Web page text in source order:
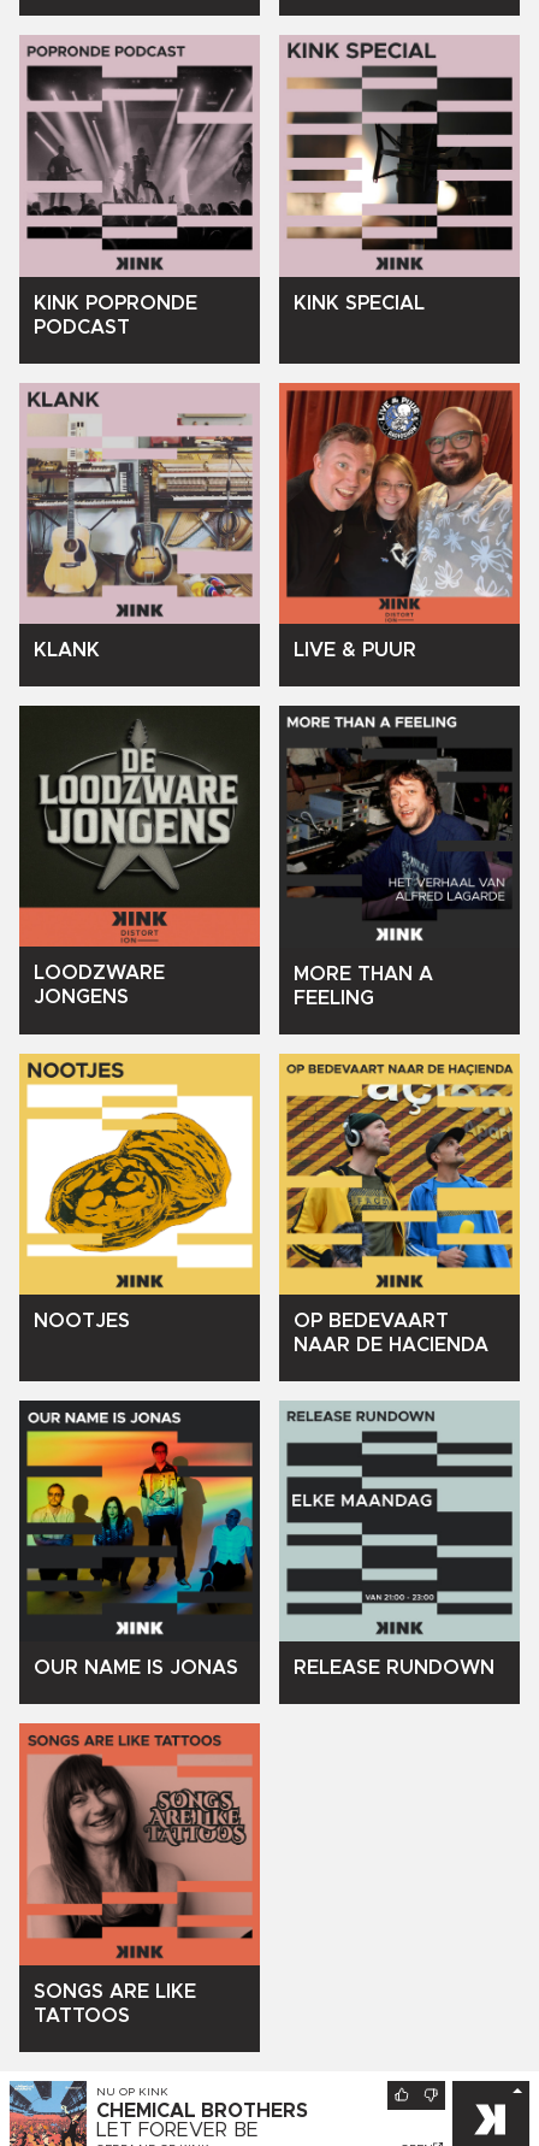
KINK POPRONDE
PODCAST
KINK SPECIAL
KLANK LIVE & PUUR
LOODZWARE
JONGENS
MORE THAN A
FEELING
NOOTJES OP BEDEVAART
NAAR DE HACIENDA
OUR NAME IS JONAS RELEASE RUNDOWN
SONGS ARE LIKE
TATTOOS
NU OP KINK
CHEMICAL BROTHERS
LET FOREVER BE